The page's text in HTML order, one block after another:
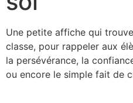
Une petite affiche qui
classe, pour rappeler aux
la persévérance, la
ou encore le simple fait de